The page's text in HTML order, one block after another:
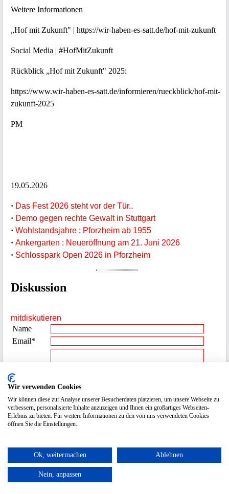
Weitere Informationen
„Hof mit Zukunft" | https://wir-haben-es-satt.de/hof-mit-zukunft
Social Media | #HofMitZukunft
Rückblick „Hof mit Zukunft" 2025:
https://www.wir-haben-es-satt.de/informieren/rueckblick/hof-mit-
zukunft-2025
PM
19.05.2026
· Das Fest 2026 steht vor der Tür..
· Demo gegen rechte Gewalt in Stuttgart
· Wohlstandsjahre : Pforzheim ab 1955
· Ankergarten : Neueröffnung am 21. Juni 2026
· Schlosspark Open 2026 in Pforzheim
Diskussion
mitdiskutieren
Name
Email*
Beitrag**
Spamcode
eingeben
4201
* die Emailadresse wird nicht veröffentlicht.
Datenschutz / Impressum
Wir verwenden Cookies
Wir können diese zur Analyse unserer Besucherdaten platzieren, um unsere Webseite zu
verbessern, personalisierte Inhalte anzuzeigen und Ihnen ein großartiges Webseiten-
Erlebnis zu bieten. Für weitere Informationen zu den von uns verwendeten Cookies
öffnen Sie die Einstellungen.
Ok, weitermachen Ablehnen
Nein, anpassen